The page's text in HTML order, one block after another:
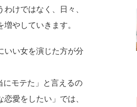
けではなく、日々、
やしていきます。
いい女を演じた方が分
にモテた」と言えるの
愛をしたい」では、